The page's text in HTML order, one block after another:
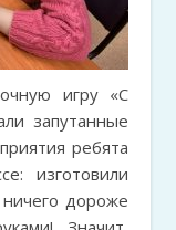
игру «С
запутанные
ребята
изготовили
дороже